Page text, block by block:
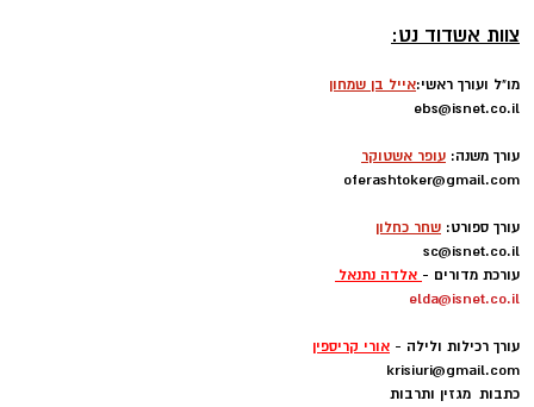
צוות אשדוד נט:
מו"ל ועורך ראשי:אייל בן שמחון
ebs@isnet.co.il
עורך משנה: עופר אשטוקר
oferashtoker@gmail.com
עורך ספורט: שחר כחלון
sc@isnet.co.il
עורכת מדורים - אלדה נתנאל
elda@isnet.co.il
עורך רכילות ולילה - אורי קריספין
krisiuri@gmail.com
כתבות מגזין ותרבות